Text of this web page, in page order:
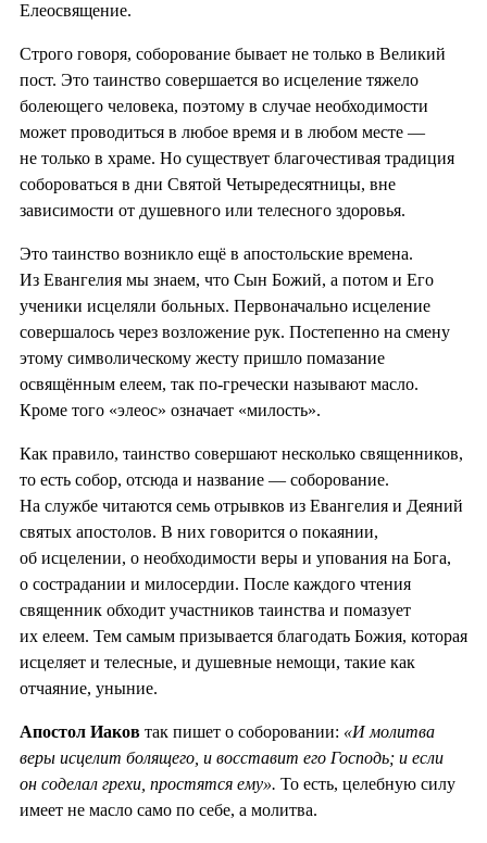
Елеосвящение.
Строго говоря, соборование бывает не только в Великий
пост. Это таинство совершается во исцеление тяжело
болеющего человека, поэтому в случае необходимости
может проводиться в любое время и в любом месте —
не только в храме. Но существует благочестивая традиция
собороваться в дни Святой Четыредесятницы, вне
зависимости от душевного или телесного здоровья.
Это таинство возникло ещё в апостольские времена.
Из Евангелия мы знаем, что Сын Божий, а потом и Его
ученики исцеляли больных. Первоначально исцеление
совершалось через возложение рук. Постепенно на смену
этому символическому жесту пришло помазание
освящённым елеем, так по-гречески называют масло.
Кроме того «элеос» означает «милость».
Как правило, таинство совершают несколько священников,
то есть собор, отсюда и название — соборование.
На службе читаются семь отрывков из Евангелия и Деяний
святых апостолов. В них говорится о покаянии,
об исцелении, о необходимости веры и упования на Бога,
о сострадании и милосердии. После каждого чтения
священник обходит участников таинства и помазует
их елеем. Тем самым призывается благодать Божия, которая
исцеляет и телесные, и душевные немощи, такие как
отчаяние, уныние.
Апостол Иаков так пишет о соборовании: «И молитва
веры исцелит болящего, и восставит его Господь; и если
он соделал грехи, простятся ему». То есть, целебную силу
имеет не масло само по себе, а молитва.